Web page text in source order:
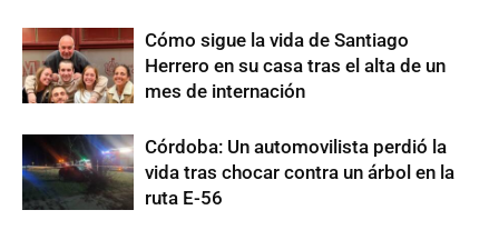
Cómo sigue la vida de Santiago
Herrero en su casa tras el alta de un
mes de internación
Córdoba: Un automovilista perdió la
vida tras chocar contra un árbol en la
ruta E-56